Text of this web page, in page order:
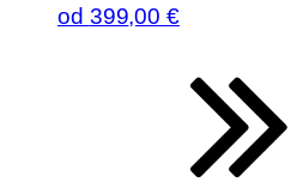
od 399,00 €